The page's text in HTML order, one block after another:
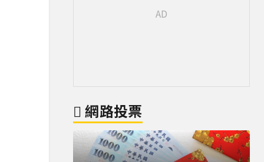
網路投票